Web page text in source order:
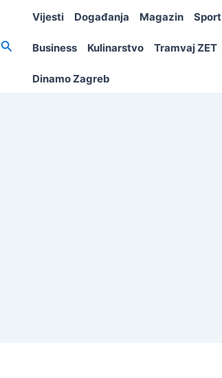
Search
Vijesti Događanja Magazin Sport
Business Kulinarstvo Tramvaj ZET
Dinamo Zagreb